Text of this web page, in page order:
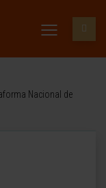
Nacional de